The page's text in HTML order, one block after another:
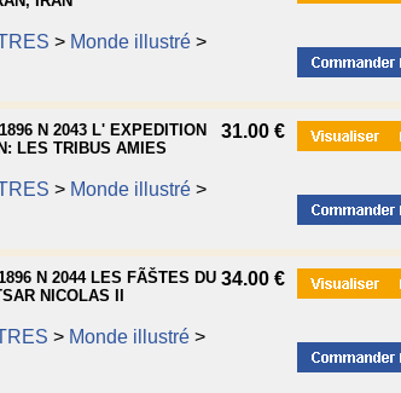
> Monde illustré>
N 2043 L' EXPEDITION
LES TRIBUS AMIES
> Monde illustré>
31.00 €
N 2044 LES FÃŠTES DU
NICOLAS II
> Monde illustré>
34.00 €